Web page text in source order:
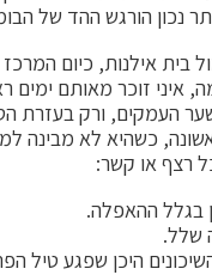
נכון הורגש ההד של
בית אילנות, כיום
זוכר מאותם ימים
שער העמקים, ורק
כשהיא לא מבינה
רצף או קשר:
בגלל ההאפלה.
שלל.
היכן שפגע טיל